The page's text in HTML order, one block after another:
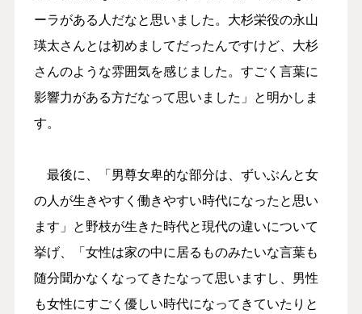
ーラがある人だなと思いました。大杉栄役の永山
瑛太さんとは初めましてだったんですけど、大杉
さんのような雰囲気を感じました。すごく言葉に
影響力がある方だなって思いました」と明かしま
す。
最後に、「男尊女卑的な部分は、ずいぶんと女
の人が生きやすく働きやすい時代になったと思い
ます」と野枝が生きた時代と現代の違いについて
挙げ、「女性は家の中に居るものみたいな言葉も
随分聞かなくなってきたなって思いますし、男性
も女性にすごく優しい時代になってきていたりと